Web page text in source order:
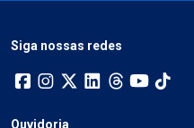
Siga nossas redes
Ouvidoria